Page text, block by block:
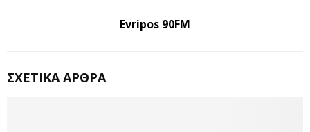
Evripos 90FM
ΣΧΕΤΙΚΆ ΆΡΘΡΑ